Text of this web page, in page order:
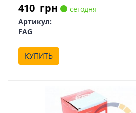
410 грн
сегодня
Артикул:
FAG
КУПИТЬ